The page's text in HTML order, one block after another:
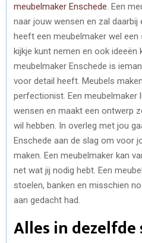
meubelmaker Enschede . Een
naar jouw wensen en zal daarbij
heeft een meubelmaker wel
kijkje kunt nemen en ook ideeën
meubelmaker Enschede is
voor detail heeft. Meubels
perfectionist. Een meubelmaker
wensen en maakt een ontwerp
wil hebben. In overleg met jou
Enschede aan de slag om voor
maken. Een meubelmaker kan
net wat jij nodig hebt. Een
stoelen, banken en misschien
aan gedacht had.
Alles in